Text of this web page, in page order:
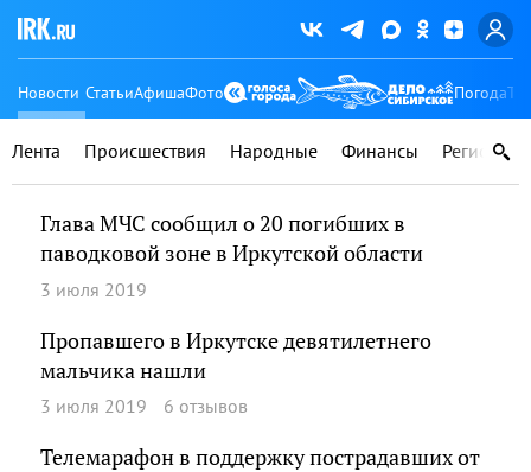
Новости СтатьиАфишаФото Погода
Лента Происшествия Народные Финансы Регионы
Глава МЧС сообщил о 20 погибших в
паводковой зоне в Иркутской области
3 июля 2019
Пропавшего в Иркутске девятилетнего
мальчика нашли
3 июля 2019 6 отзывов
Телемарафон в поддержку пострадавших от